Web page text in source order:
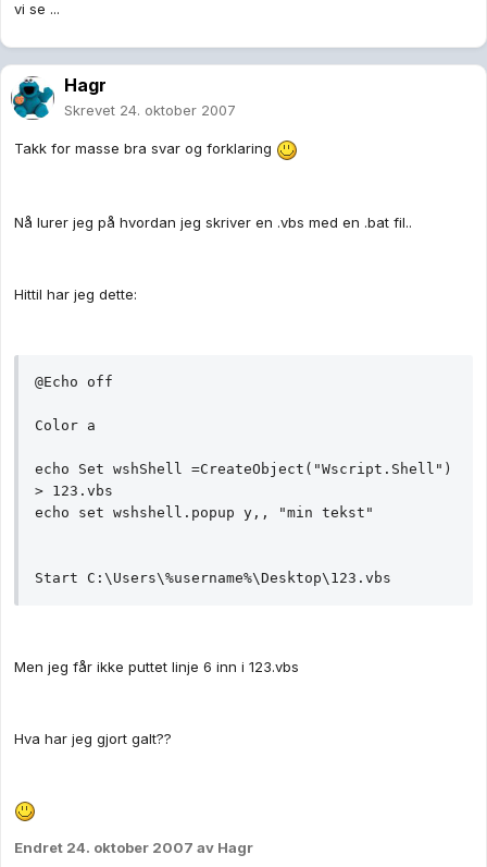
vi se ...
Hagr
Skrevet 24. oktober 2007
Takk for masse bra svar og forklaring
Nå lurer jeg på hvordan jeg skriver en .vbs med en .bat fil..
Hittil har jeg dette:
@Echo off
Color a
echo Set wshShell =CreateObject("Wscript.Shell")
> 123.vbs
echo set wshshell.popup y,, "min tekst"
Start C:\Users\%username%\Desktop\123.vbs
Men jeg får ikke puttet linje 6 inn i 123.vbs
Hva har jeg gjort galt??
Endret 24. oktober 2007 av Hagr